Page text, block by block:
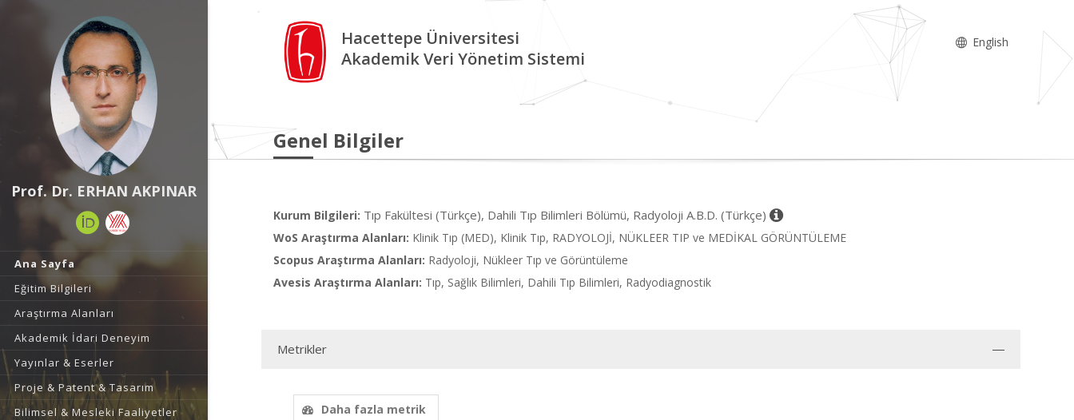
Prof. Dr. ERHAN AKPINAR
Ana Sayfa
Eğitim Bilgileri
Araştırma Alanları
Akademik İdari Deneyim
Yayınlar & Eserler
Proje & Patent & Tasarım
Bilimsel & Mesleki Faaliyetler
Hacettepe Üniversitesi
Akademik Veri Yönetim Sistemi
English
Genel Bilgiler
Kurum Bilgileri: Tıp Fakültesi (Türkçe), Dahili Tıp Bilimleri Bölümü, Radyoloji A.B.D. (Türkçe)
WoS Araştırma Alanları: Klinik Tıp (MED), Klinik Tıp, RADYOLOJİ, NÜKLEER TIP ve MEDİKAL GÖRÜNTÜLEME
Scopus Araştırma Alanları: Radyoloji, Nükleer Tıp ve Görüntüleme
Avesis Araştırma Alanları: Tıp, Sağlık Bilimleri, Dahili Tıp Bilimleri, Radyodiagnostik
Metrikler
Daha fazla metrik